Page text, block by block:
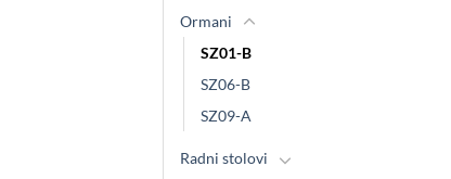
Ormani
SZ01-B
SZ06-B
SZ09-A
Radni stolovi